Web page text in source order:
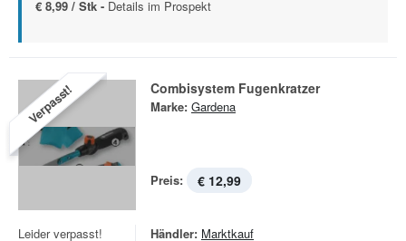
€ 8,99 / Stk - Details im Prospekt
Verpasst! Combisystem Fugenkratzer
Marke: Gardena
Preis: € 12,99
Leider verpasst!
Händler: Marktkauf